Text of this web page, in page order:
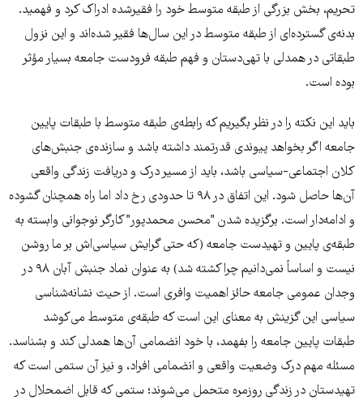
تحریم، بخش بزرگی از طبقه متوسط خود را فقیرشده ادراک کرد و فهمید.
بدنه‌ی گسترده‌ای از طبقه متوسط در این سال‌ها فقیر شده‌اند و این نزول
طبقاتی در همدلی با تهی‌دستان و فهم طبقه فرودست جامعه بسیار مؤثر
بوده است.
باید این نکته را در نظر بگیریم که رابطه‌ی طبقه متوسط با طبقات پایین
جامعه اگر بخواهد پیوندی قدرتمند داشته باشد و سازنده‌ی جنبش‌های
کلان اجتماعی-سیاسی باشد، باید از مسیر درک و دریافت زندگی واقعی
آن‌ها حاصل شود. این اتفاق در ٩٨ تا حدودی رخ داد اما راه همچنان گشوده‌
و ادامه‌دار است. برگزیده شدن "محسن محمدپور" کارگر نوجوانی وابسته به
طبقه‌ی پایین و تهیدست جامعه (که حتی گرایش سیاسی‌اش بر ما روشن
نیست و اساساً نمی‌دانیم چرا کشته شد) به عنوان نماد جنبش آبان ٩٨ در
وجدان عمومی جامعه حائز اهمیت وافری است. از حیث نشانه‌شناسی
سیاسی این گزینش به معنای این است که طبقه‌ی متوسط می‌کوشد
طبقات پایین جامعه را بفهمد، با خود انضمامی آن‌ها همدلی کند و بشناسد.
مسئله مهم درک وضعیت واقعی و انضمامی افراد، و نیز آن ستمی است که
تهیدستان در زندگی روزمره متحمل می‌شوند؛ ستمی که قابل اضمحلال در